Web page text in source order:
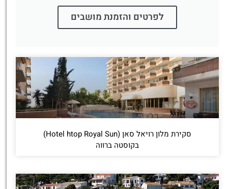
לפרטים והזמנת מושבים
סקירת מלון רויאל סאן (Hotel htop Royal Sun)
בקוסטה ברווה